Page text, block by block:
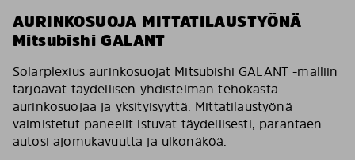
AURINKOSUOJA MITTATILAUSTYÖNÄ
Mitsubishi GALANT
Solarplexius aurinkosuojat Mitsubishi GALANT -malliin
tarjoavat täydellisen yhdistelmän tehokasta
aurinkosuojaa ja yksityisyyttä. Mittatilaustyönä
valmistetut paneelit istuvat täydellisesti, parantaen
autosi ajomukavuutta ja ulkonäköä.